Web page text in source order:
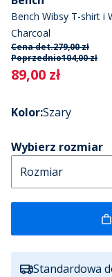
Bench Wibsy T-shirt i
Charcoal
Cena det.279,00 zł
Poprzednio104,00 zł
Current
89,00 zł
Kolor:Szary
Wybierz rozmiar
Standardowa